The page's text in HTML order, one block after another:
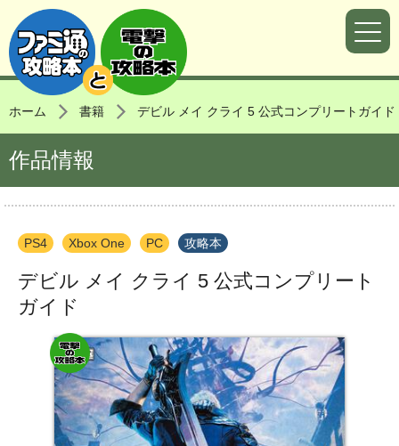
ホーム 書籍 デビル メイ クライ 5 公式コンプリートガイド
作品情報
PS4 Xbox One PC 攻略本
デビル メイ クライ 5 公式コンプリート
ガイド